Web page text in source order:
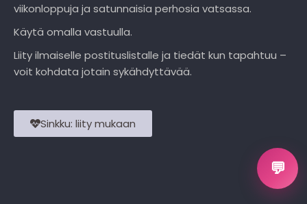
💬
viikonloppuja ja satunnaisia perhosia vatsassa.
Käytä omalla vastuulla.
Liity ilmaiselle postituslistalle ja tiedät kun tapahtuu –
voit kohdata jotain sykähdyttävää.
Sinkku: liity mukaan